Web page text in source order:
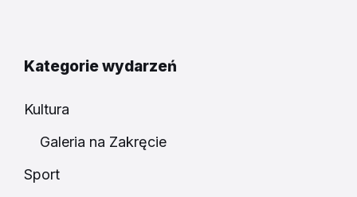
Kategorie wydarzeń
Kultura
Galeria na Zakręcie
Sport